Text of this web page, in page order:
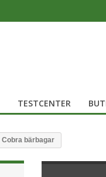
TESTCENTER
Cobra bärbagar